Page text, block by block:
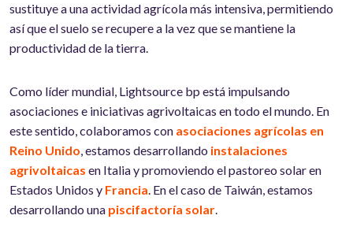
sustituye a una actividad agrícola más intensiva, permitiendo
así que el suelo se recupere a la vez que se mantiene la
productividad de la tierra.
Como líder mundial, Lightsource bp está impulsando
asociaciones e iniciativas agrivoltaicas en todo el mundo. En
este sentido, colaboramos con asociaciones agrícolas en
Reino Unido, estamos desarrollando instalaciones
agrivoltaicas en Italia y promoviendo el pastoreo solar en
Estados Unidos y Francia. En el caso de Taiwán, estamos
desarrollando una piscifactoría solar.